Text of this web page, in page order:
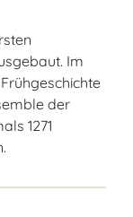
Im
der
1271